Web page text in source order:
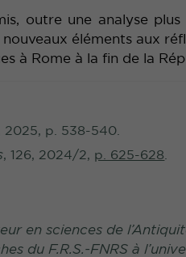
outre une analyse
éléments aux
à Rome à la fin de la
2025, p. 538-540.
, 126, 2024/2, p. 625-628
en sciences de
du F.R.S.-FNRS à